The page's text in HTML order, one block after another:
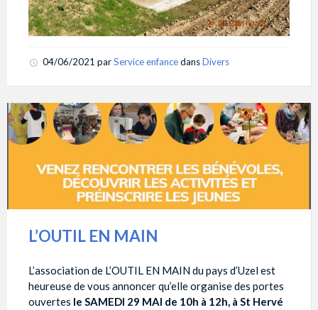
04/06/2021 parService enfancedansDivers
L’OUTIL EN MAIN
L’association de L’OUTIL EN MAIN du pays d’Uzel est
heureuse de vous annoncer qu’elle organise des portes
ouvertes le SAMEDI 29 MAI de 10h à 12h, à St Hervé